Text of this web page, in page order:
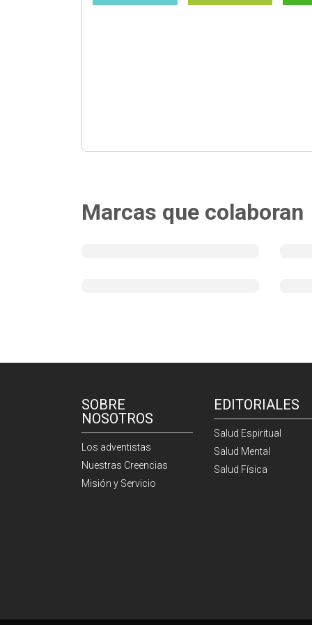
Marcas que colaboran
SOBRE
NOSOTROS
Los adventistas
Nuestras Creencias
Misión y Servicio
EDITORIALES
Salud Espiritual
Salud Mental
Salud Física